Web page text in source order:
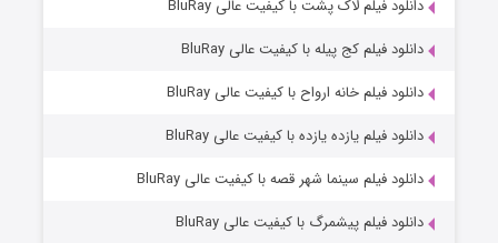
دانلود فیلم لاک پشت با کیفیت عالی BluRay
دانلود فیلم کج‌ پیله با کیفیت عالی BluRay
دانلود فیلم خانه ارواح با کیفیت عالی BluRay
دانلود فیلم یازده یازده با کیفیت عالی BluRay
دانلود فیلم سینما شهر قصه با کیفیت عالی BluRay
دانلود فیلم پیشمرگ با کیفیت عالی BluRay